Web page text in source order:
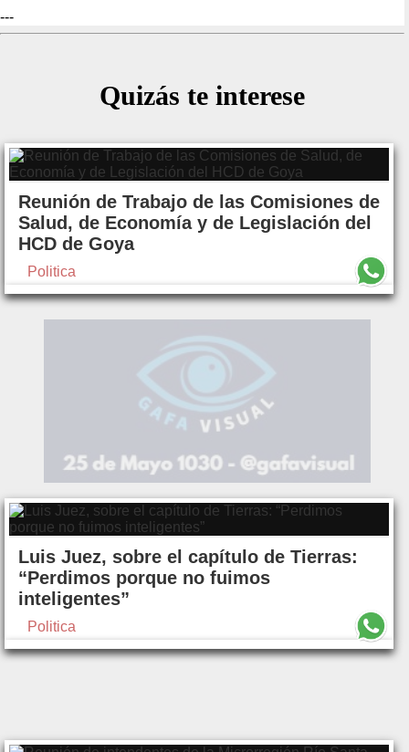
---
Quizás te interese
Reunión de Trabajo de las Comisiones de
Salud, de Economía y de Legislación del
HCD de Goya
Politica
Luis Juez, sobre el capítulo de Tierras:
“Perdimos porque no fuimos
inteligentes”
Politica